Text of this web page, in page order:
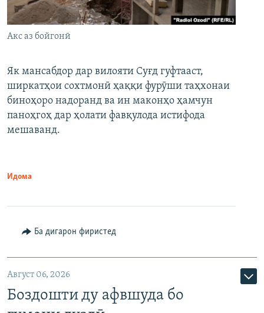
Акс аз бойгонӣ
Як мансабдор дар вилояти Суғд гуфтааст,
ширкатҳои сохтмонӣ ҳаққи фурӯши таҳхонаи
биноҳоро надоранд ва ин маконҳо ҳамчун
паноҳгоҳ дар ҳолати фавқулода истифода
мешаванд.
Идома
Ба дигарон фиристед
Август 06, 2026
Боздошти ду афвшуда бо